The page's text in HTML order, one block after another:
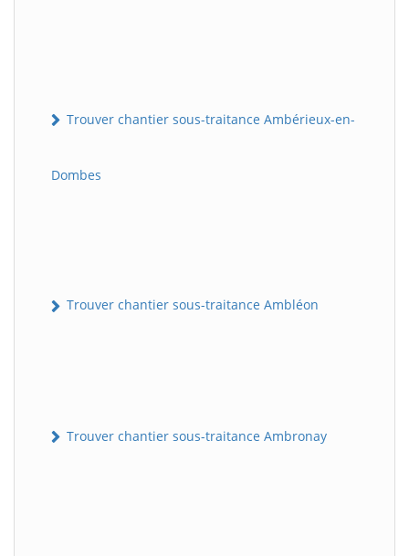
Trouver chantier sous-traitance Ambérieux-en-
Dombes
Trouver chantier sous-traitance Ambléon
Trouver chantier sous-traitance Ambronay